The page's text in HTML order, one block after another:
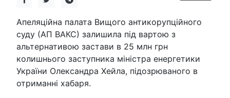
Апеляційна палата Вищого антикорупційного
суду (АП ВАКС) залишила під вартою з
альтернативою застави в 25 млн грн
колишнього заступника міністра енергетики
України Олександра Хейла, підозрюваного в
отриманні хабаря.